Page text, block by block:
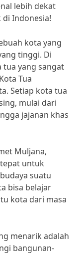
lebih dekat
Indonesia!
kota yang
tinggi. Di
yang sangat
Tua
Setiap kota tua
mulai dari
jajanan khas
Muljana,
untuk
suatu
bisa belajar
kota dari masa
menarik adalah
bangunan-